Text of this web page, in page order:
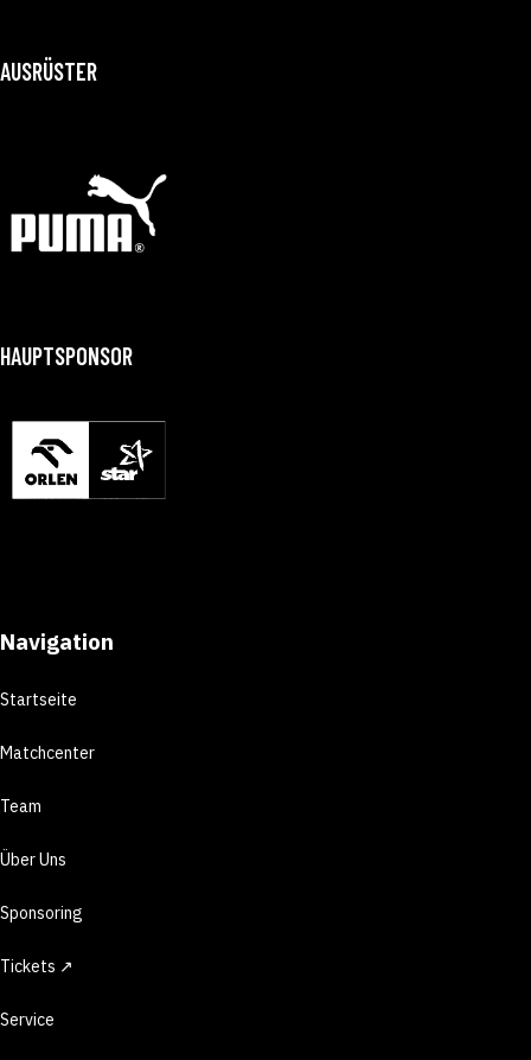
AUSRÜSTER
HAUPTSPONSOR
Navigation
Startseite
Matchcenter
Team
Über Uns
Sponsoring
Tickets ↗
Service